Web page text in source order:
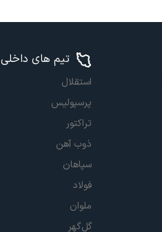
تیم های داخلی
استقلال
پرسپولیس
تراکتور
ذوب آهن
سپاهان
فولاد
ملوان
گل‌گهر